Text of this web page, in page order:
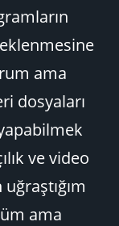
ama
dosyaları
ve video
ama